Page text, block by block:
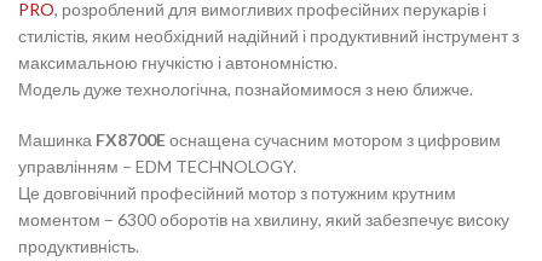
PRO, розроблений для вимогливих професійних перукарів і
стилістів, яким необхідний надійний і продуктивний інструмент з
максимальною гнучкістю і автономністю.
Модель дуже технологічна, познайомимося з нею ближче.
Машинка FX8700Eоснащена сучасним мотором з цифровим
управлінням – EDM TECHNOLOGY.
Це довговічний професійний мотор з потужним крутним
моментом – 6300 оборотів на хвилину, який забезпечує високу
продуктивність.